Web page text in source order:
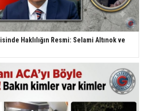
Haklılığın Resmi: Selami Altınok ve